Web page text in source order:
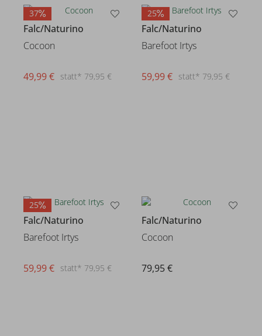
37
Falc/Naturino
Cocoon
statt* 79,95 €
49,99 €
25
Falc/Naturino
Barefoot Irtys
statt* 79,95 €
59,99 €
25
Falc/Naturino
Barefoot Irtys
statt* 79,95 €
59,99 €
Falc/Naturino
Cocoon
79,95 €